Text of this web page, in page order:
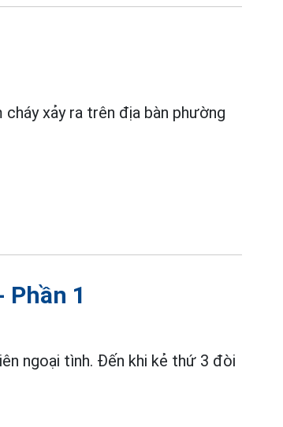
xảy ra trên địa bàn phường
1
ngoại tình. Đến khi kẻ thứ 3 đòi